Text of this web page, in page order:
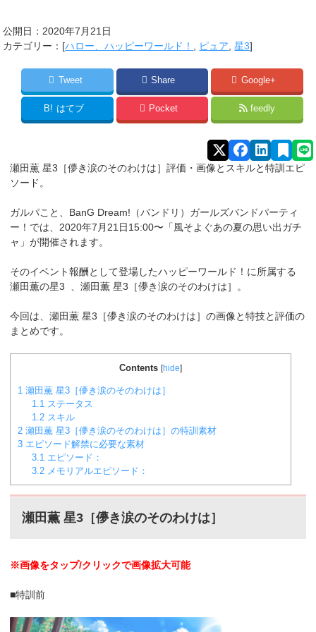
公開日： 2020年7月21日
カテゴリー：[ハロー、ハッピーワールド！ ピュア ,星3]
Tweet Share Google+
B! はてブ Pocket feedly
瀬田薫 星3［儚き涙のそのわけは］評価・画像とスキルと特訓エピ
ソード。
ガルパこと、BanG Dream!（バンドリ）ガールズバンドパーティ
ー！では、2020年7月21日15:00〜「風そよぐあの夏の思い出ガチ
ャ」が開催されます。
そのイベント報酬として登場したハッピーワールド！に所属する
瀬田薫の星3 、瀬田薫 星3［儚き涙のそのわけは］。
今回は、瀬田薫 星3［儚き涙のそのわけは］の画像と特技と評価の
まとめです。
Contents [hide]
1 瀬田薫 星3［儚き涙のそのわけは］
1.1 ステータス
1.2 スキル
2 瀬田薫 星3［儚き涙のそのわけは］の特訓素材
3 エピソード解禁に必要な素材
3.1 エピソード：
3.2 メモリアルエピソード：
瀬田薫 星3［儚き涙のそのわけは］
※画像をタップ/クリックで画像拡大可能
■特訓前